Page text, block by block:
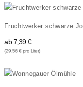
Fruchtwerker schwarze
ab7,39 €
(29,56 € pro Liter)